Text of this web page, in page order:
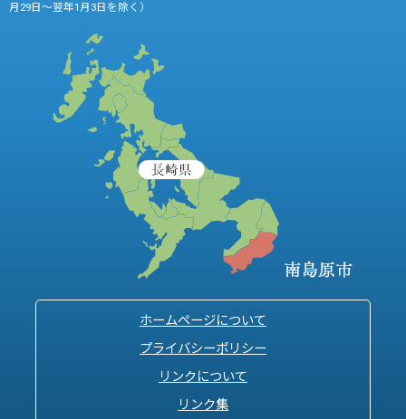
月29日～翌年1月3日を除く）
ホームページについて
プライバシーポリシー
リンクについて
リンク集